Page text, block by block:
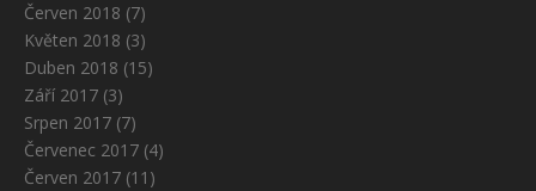
Červen 2018 (7)
Květen 2018 (3)
Duben 2018 (15)
Září 2017 (3)
Srpen 2017 (7)
Červenec 2017 (4)
Červen 2017 (11)